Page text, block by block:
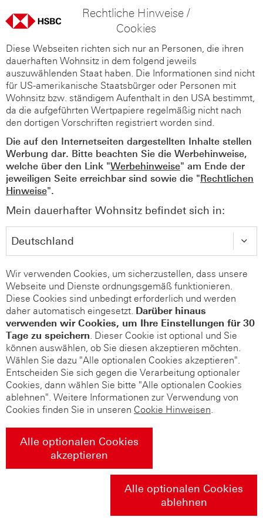
Rechtliche Hinweise /
Cookies
Diese Webseiten richten sich nur an Personen, die ihren
dauerhaften Wohnsitz in dem folgend jeweils
auszuwählenden Staat haben. Die Informationen sind nicht
für US-amerikanische Staatsbürger oder Personen mit
Wohnsitz bzw. ständigem Aufenthalt in den USA bestimmt,
da die aufgeführten Wertpapiere regelmäßig nicht nach
den dortigen Vorschriften registriert worden sind.
Die auf den Internetseiten dargestellten Inhalte stellen
Werbung dar. Bitte beachten Sie die Werbehinweise,
welche über den Link "Werbehinweise" am Ende der
jeweiligen Seite erreichbar sind sowie die "Rechtlichen
Hinweise".
Mein dauerhafter Wohnsitz befindet sich in:
Wir verwenden Cookies, um sicherzustellen, dass unsere
Webseite und Dienste ordnungsgemäß funktionieren.
Diese Cookies sind unbedingt erforderlich und werden
daher automatisch eingesetzt. Darüber hinaus
verwenden wir Cookies, um Ihre Einstellungen für 30
Tage zu speichern. Dieser Cookie ist optional und Sie
können auswählen, ob Sie diesen akzeptieren möchten.
Wählen Sie dazu "Alle optionalen Cookies akzeptieren".
Entscheiden Sie sich gegen die Verarbeitung optionaler
Cookies, dann wählen Sie bitte "Alle optionalen Cookies
ablehnen". Weitere Informationen zur Verwendung von
Cookies finden Sie in unseren Cookie Hinweisen.
Alle optionalen Cookies
akzeptieren
Alle optionalen Cookies
ablehnen